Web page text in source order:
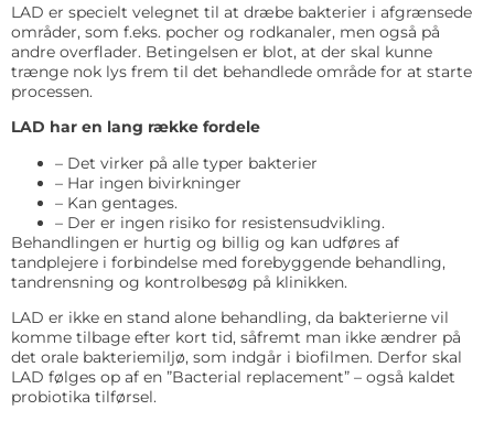
LAD er specielt velegnet til at dræbe bakterier i afgrænsede
områder, som f.eks. pocher og rodkanaler, men også på
andre overflader. Betingelsen er blot, at der skal kunne
trænge nok lys frem til det behandlede område for at starte
processen.
LAD har en lang række fordele
– Det virker på alle typer bakterier
– Har ingen bivirkninger
– Kan gentages.
– Der er ingen risiko for resistensudvikling.
Behandlingen er hurtig og billig og kan udføres af
tandplejere i forbindelse med forebyggende behandling,
tandrensning og kontrolbesøg på klinikken.
LAD er ikke en stand alone behandling, da bakterierne vil
komme tilbage efter kort tid, såfremt man ikke ændrer på
det orale bakteriemiljø, som indgår i biofilmen. Derfor skal
LAD følges op af en ”Bacterial replacement” – også kaldet
probiotika tilførsel.